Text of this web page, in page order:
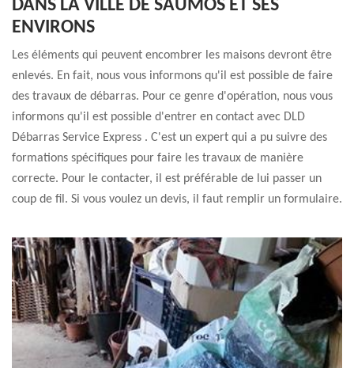
DANS LA VILLE DE SAUMOS ET SES
ENVIRONS
Les éléments qui peuvent encombrer les maisons devront être
enlevés. En fait, nous vous informons qu'il est possible de faire
des travaux de débarras. Pour ce genre d'opération, nous vous
informons qu'il est possible d'entrer en contact avec DLD
Débarras Service Express . C'est un expert qui a pu suivre des
formations spécifiques pour faire les travaux de manière
correcte. Pour le contacter, il est préférable de lui passer un
coup de fil. Si vous voulez un devis, il faut remplir un formulaire.